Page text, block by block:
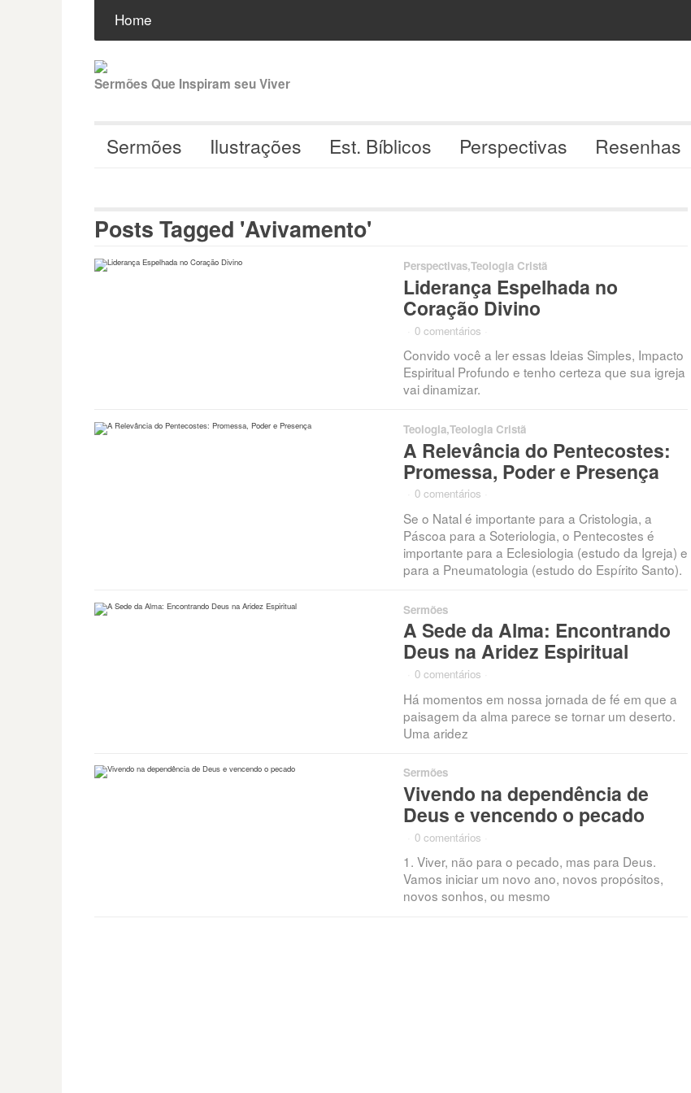
para
conteúdo
Home
Sermões Que Inspiram seu Viver
Sermões Ilustrações Est. Bíblicos Perspectivas Resenhas
Posts Tagged 'Avivamento'
Perspectivas,Teologia Cristã
Liderança Espelhada no
Coração Divino
0 comentários
Convido você a ler essas Ideias Simples, Impacto
Espiritual Profundo e tenho certeza que sua igreja
vai dinamizar.
Teologia,Teologia Cristã
A Relevância do Pentecostes:
Promessa, Poder e Presença
0 comentários
Se o Natal é importante para a Cristologia, a
Páscoa para a Soteriologia, o Pentecostes é
importante para a Eclesiologia (estudo da Igreja) e
para a Pneumatologia (estudo do Espírito Santo).
Sermões
A Sede da Alma: Encontrando
Deus na Aridez Espiritual
0 comentários
Há momentos em nossa jornada de fé em que a
paisagem da alma parece se tornar um deserto.
Uma aridez
Sermões
Vivendo na dependência de
Deus e vencendo o pecado
0 comentários
1. Viver, não para o pecado, mas para Deus.
Vamos iniciar um novo ano, novos propósitos,
novos sonhos, ou mesmo